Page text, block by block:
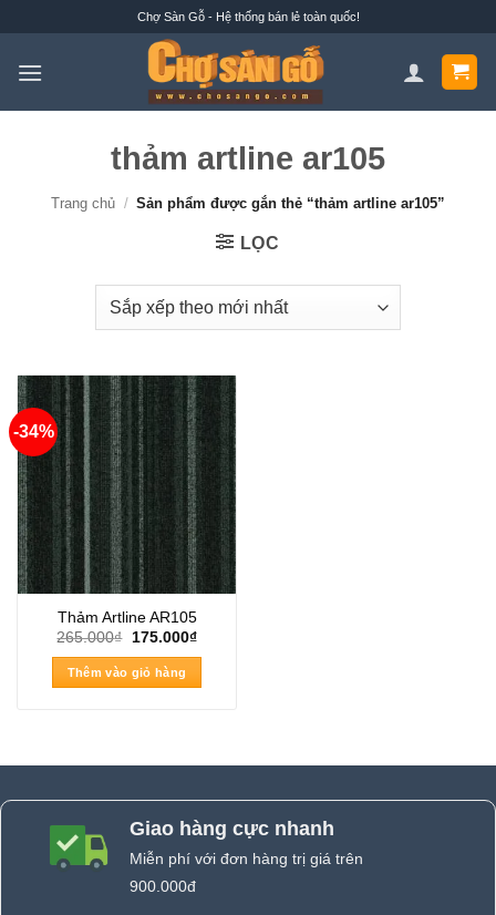
nội
Chợ Sàn Gỗ - Hệ thống bán lẻ toàn quốc!
thảm artline ar105
Trang chủ / Sản phẩm được gắn thẻ “thảm artline ar105”
LỌC
-34%
Thảm Artline AR105
265.000₫
Giá
là:
265.000₫.
175.000₫Giá
Thêm vào giỏ hàng
Giao hàng cực nhanh
Miễn phí với đơn hàng trị giá trên
900.000đ